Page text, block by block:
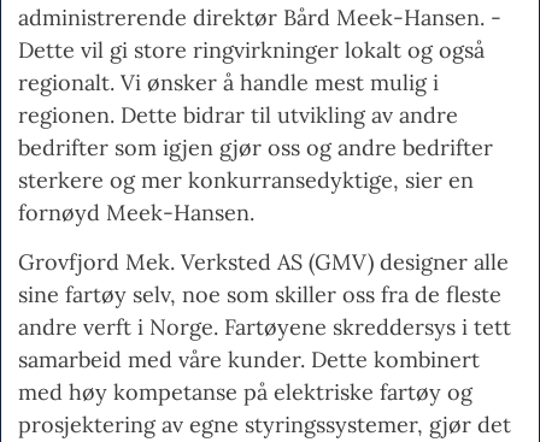
administrerende direktør Bård Meek-Hansen. -
Dette vil gi store ringvirkninger lokalt og også
regionalt. Vi ønsker å handle mest mulig i
regionen. Dette bidrar til utvikling av andre
bedrifter som igjen gjør oss og andre bedrifter
sterkere og mer konkurransedyktige, sier en
fornøyd Meek-Hansen.
Grovfjord Mek. Verksted AS (GMV) designer alle
sine fartøy selv, noe som skiller oss fra de fleste
andre verft i Norge. Fartøyene skreddersys i tett
samarbeid med våre kunder. Dette kombinert
med høy kompetanse på elektriske fartøy og
prosjektering av egne styringssystemer, gjør det